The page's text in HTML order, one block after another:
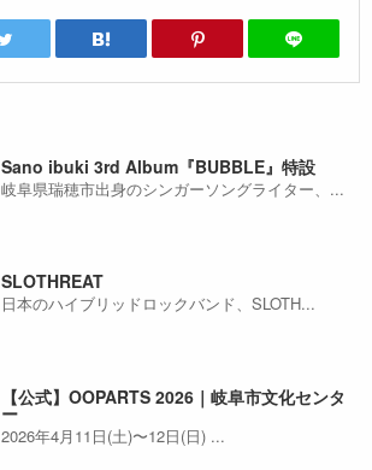
Sano ibuki 3rd Album『BUBBLE』特設
岐阜県瑞穂市出身のシンガーソングライター、...
SLOTHREAT
日本のハイブリッドロックバンド、SLOTH...
【公式】OOPARTS 2026｜岐阜市文化センタ
ー
2026年4月11日(⼟)〜12日(⽇) ...